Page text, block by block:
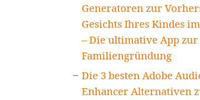
Generatoren zur
Gesichts Ihres Kindes
– Die ultimative App zur
Familiengründung
Die 3 besten Adobe
Enhancer Alternativen